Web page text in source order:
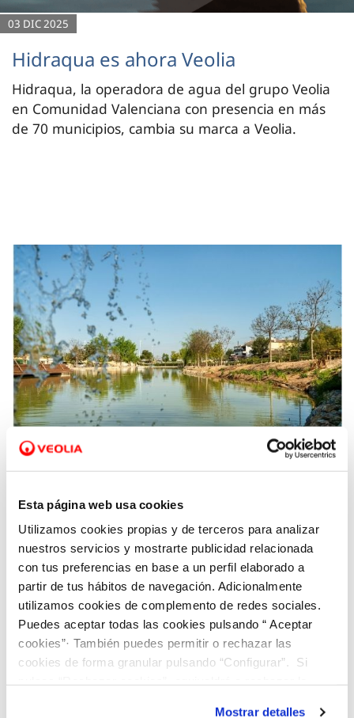
Esta página web usa cookies
Utilizamos cookies propias y de terceros para analizar
nuestros servicios y mostrarte publicidad relacionada
con tus preferencias en base a un perfil elaborado a
partir de tus hábitos de navegación. Adicionalmente
utilizamos cookies de complemento de redes sociales.
Puedes aceptar todas las cookies pulsando “ Aceptar
cookies”· También puedes permitir o rechazar las
cookies de forma granular pulsando “Configurar”. Si
Mostrar detalles
03 DIC 2025
Hidraqua es ahora Veolia
Hidraqua, la operadora de agua del grupo Veolia
en Comunidad Valenciana con presencia en más
de 70 municipios, cambia su marca a Veolia.
19 NOV 2021
la Comunitat Valenciana reutilizan un 43%
más de agua que la media española